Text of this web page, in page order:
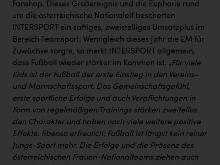
Seher + Partner
Smurfit Westrock Nettingsdorf
TCL
TGW Logistics
TRAILOMAT & Cycling Austria
VERITAS
Vier Diamanten
Wir besiegen Krebs
Fanshop. Dieses Großereignis und die Euphorie rund
um die österreichische Nationalelf bescherten
INTERSPORT ein saftiges, zweistelliges Umsatzplus im
Bereich Teamsport. Wenngleich dieses Jahr die EM für
Zuwächse sorgte, so merkt INTERSPORT allgemein,
dass Fußball wieder stärker im Kommen ist. „Für viele
Kids ist der Fußball der erste Einstieg in den Vereins-
und Mannschaftssport. Das Gemeinschaftsgefühl,
erste sportliche Erfolge und auch Verpflichtungen in
Form von regelmäßigen Trainings stärken zweifellos
den Charakter und haben noch viele weitere positive
Effekte. Ebenso erfreulich: Fußball ist längst kein reiner
Jungs-Sport mehr. Die Erfolge und die Präsenz des
österreichischen Frauen-Nationalteams ziehen auch